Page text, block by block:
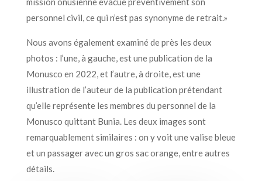
personnel civil, ce qui n’est pas synonyme de retrait.»
Nous avons également examiné de près les deux
photos : l’une, à gauche, est une publication de la
Monusco en 2022, et l’autre, à droite, est une
illustration de l’auteur de la publication prétendant
qu’elle représente les membres du personnel de la
Monusco quittant Bunia. Les deux images sont
remarquablement similaires : on y voit une valise bleue
et un passager avec un gros sac orange, entre autres
détails.